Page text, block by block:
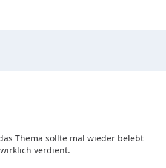
Thema sollte mal wieder belebt
verdient.